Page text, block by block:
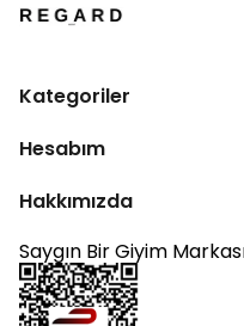
Kategoriler
Hesabım
Hakkımızda
Saygın Bir Giyim